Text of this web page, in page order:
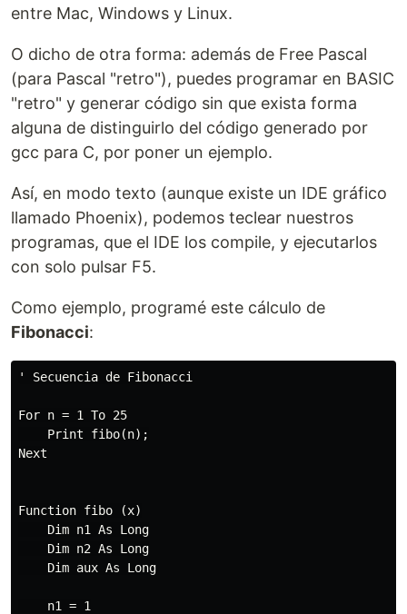
entre Mac, Windows y Linux.
O dicho de otra forma: además de Free Pascal
(para Pascal "retro"), puedes programar en BASIC
"retro" y generar código sin que exista forma
alguna de distinguirlo del código generado por
gcc para C, por poner un ejemplo.
Así, en modo texto (aunque existe un IDE gráfico
llamado Phoenix), podemos teclear nuestros
programas, que el IDE los compile, y ejecutarlos
con solo pulsar F5.
Como ejemplo, programé este cálculo de
Fibonacci:
' Secuencia de Fibonacci
For n = 1 To 25
    Print fibo(n);
Next
Function fibo (x)
    Dim n1 As Long
    Dim n2 As Long
    Dim aux As Long
    n1 = 1